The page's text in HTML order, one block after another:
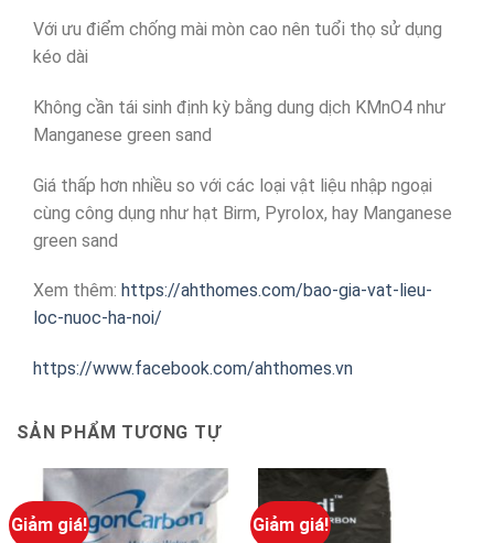
Với ưu điểm chống mài mòn cao nên tuổi thọ sử dụng
kéo dài
Không cần tái sinh định kỳ bằng dung dịch KMnO4 như
Manganese green sand
Giá thấp hơn nhiều so với các loại vật liệu nhập ngoại
cùng công dụng như hạt Birm, Pyrolox, hay Manganese
green sand
Xem thêm: https://ahthomes.com/bao-gia-vat-lieu-
loc-nuoc-ha-noi/
https://www.facebook.com/ahthomes.vn
SẢN PHẨM TƯƠNG TỰ
Giảm giá! Giảm giá!